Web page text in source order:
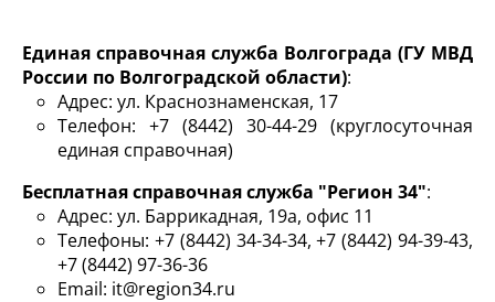
Единая справочная служба Волгограда (ГУ МВД
России по Волгоградской области):
Адрес: ул. Краснознаменская, 17
Телефон: +7 (8442) 30-44-29 (круглосуточная
единая справочная)
Бесплатная справочная служба "Регион 34":
Адрес: ул. Баррикадная, 19а, офис 11
Телефоны: +7 (8442) 34-34-34, +7 (8442) 94-39-43,
+7 (8442) 97-36-36
Email: it@region34.ru